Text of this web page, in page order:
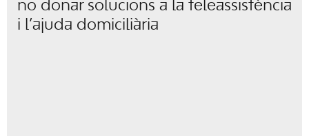
no donar solucions a la teleassistència
i l’ajuda domiciliària